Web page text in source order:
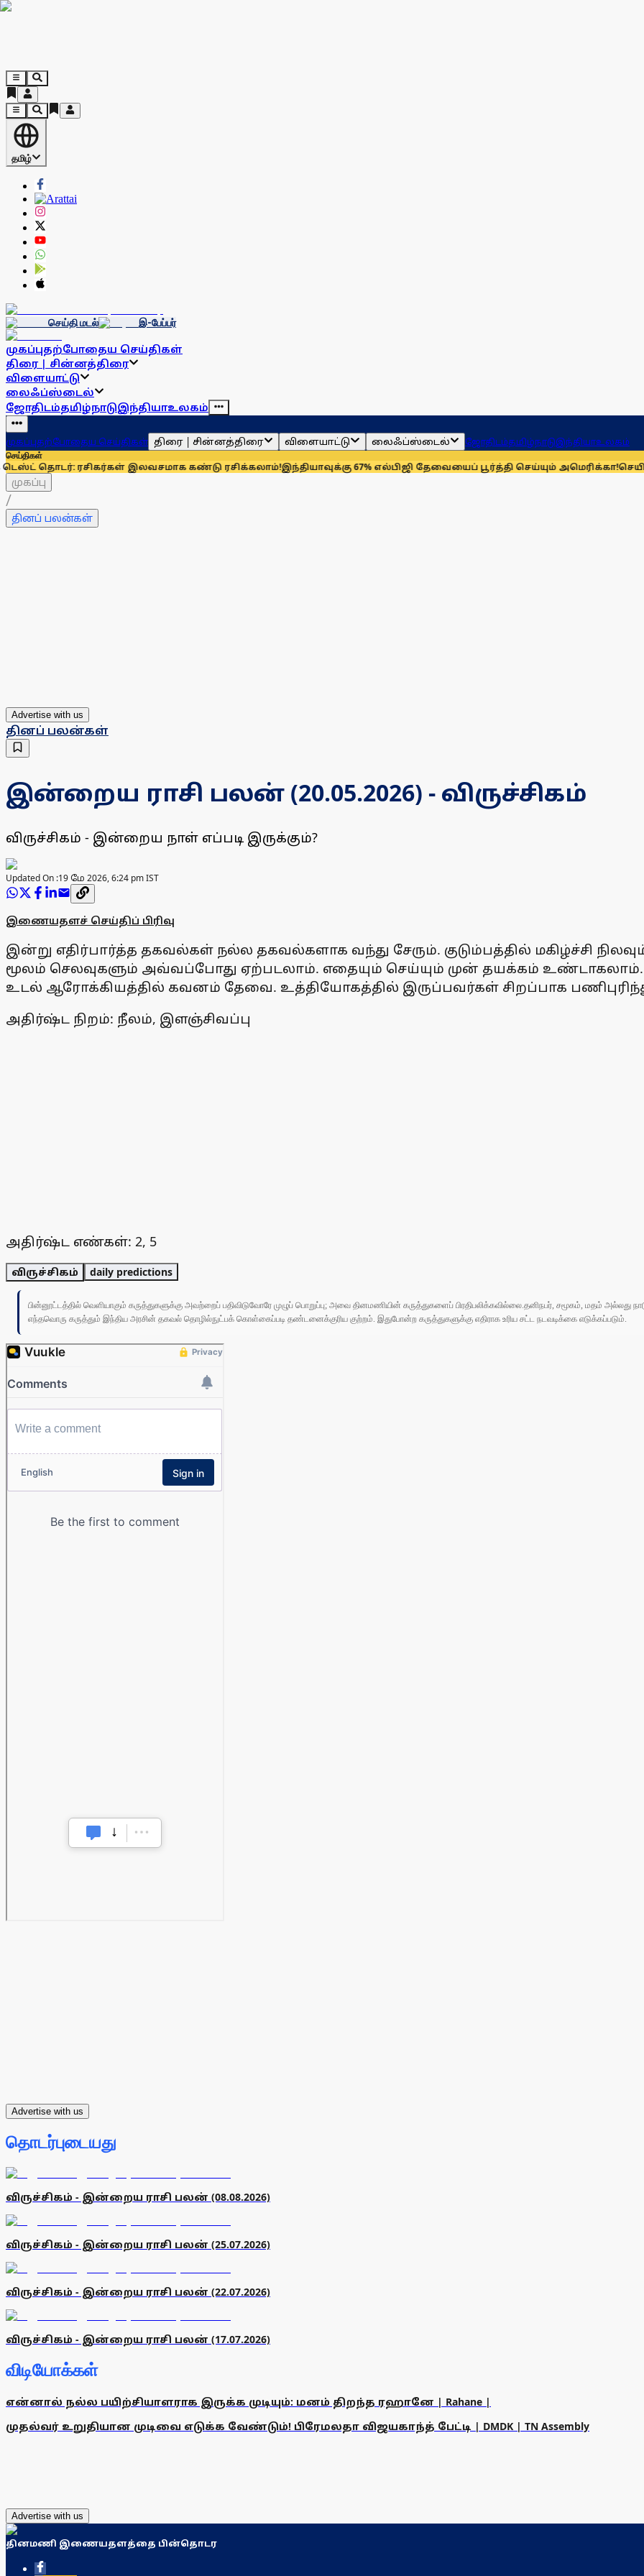
தமிழ்
செய்தி மடல் இ-பேப்பர்
முகப்புதற்போதைய செய்திகள்
திரை | சின்னத்திரை
விளையாட்டு
லைஃப்ஸ்டைல்
ஜோதிடம்தமிழ்நாடுஇந்தியாஉலகம்
முகப்புதற்போதைய செய்திகள் திரை | சின்னத்திரை விளையாட்டு லைஃப்ஸ்டைல் ஜோதிடம்தமிழ்நாடுஇந்தியாஉலகம்
செய்திகள்
ரசிகர்கள் இலவசமாக கண்டு ரசிக்கலாம்!இந்தியாவுக்கு 67% எல்பிஜி தேவையைப் பூர்த்தி செய்யும் அமெரிக்கா!செயின்ட்
முகப்பு
/
தினப் பலன்கள்
Advertise with us
தினப் பலன்கள்
இன்றைய ராசி பலன் (20.05.2026) - விருச்சிகம்
விருச்சிகம் - இன்றைய நாள் எப்படி இருக்கும்?
Updated On :19 மே 2026, 6:24 pm IST
இணையதளச் செய்திப் பிரிவு
இன்று எதிர்பார்த்த தகவல்கள் நல்ல தகவல்களாக வந்து சேரும். குடும்பத்தில் மகிழ்ச்சி
மூலம் செலவுகளும் அவ்வப்போது ஏற்படலாம். எதையும் செய்யும் முன் தயக்கம்
உடல் ஆரோக்கியத்தில் கவனம் தேவை. உத்தியோகத்தில் இருப்பவர்கள் சிறப்பாக
அதிர்ஷ்ட நிறம்: நீலம், இளஞ்சிவப்பு
அதிர்ஷ்ட எண்கள்: 2, 5
விருச்சிகம் daily predictions
பின்னூட்டத்தில் வெளியாகும் கருத்துகளுக்கு அவற்றைப் பதிவிடுவோரே முழுப் பொறுப்பு; அவை தினமணியின் கருத்துகளைப் பிரதிபலிக்கவில்லை.தனிநபர், சமூகம், மதம் அல்லது
எந்தவொரு கருத்தும் இந்திய அரசின் தகவல் தொழில்நுட்பக் கொள்கைப்படி தண்டனைக்குரிய குற்றம். இதுபோன்ற கருத்துகளுக்கு எதிராக உரிய சட்ட நடவடிக்கை எடுக்கப்படும்.
Advertise with us
தொடர்புடையது
விருச்சிகம் - இன்றைய ராசி பலன் (08.08.2026)
விருச்சிகம் - இன்றைய ராசி பலன் (25.07.2026)
விருச்சிகம் - இன்றைய ராசி பலன் (22.07.2026)
விருச்சிகம் - இன்றைய ராசி பலன் (17.07.2026)
விடியோக்கள்
என்னால் நல்ல பயிற்சியாளராக இருக்க முடியும்: மனம் திறந்த ரஹானே | Rahane |
முதல்வர் உறுதியான முடிவை எடுக்க வேண்டும்! பிரேமலதா விஜயகாந்த் பேட்டி | DMDK | TN Assembly
Advertise with us
தினமணி இணையதளத்தை பின்தொடர